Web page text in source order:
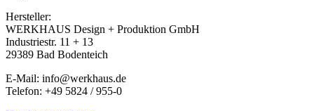
Hersteller:
WERKHAUS Design + Produktion GmbH
Industriestr. 11 + 13
29389 Bad Bodenteich
E-Mail: info@werkhaus.de
Telefon: +49 5824 / 955-0